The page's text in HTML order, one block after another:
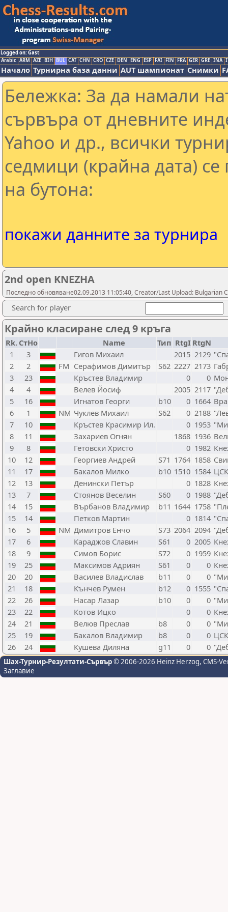
Logged on: Gast
Arabic ARM AZE BIH BUL CAT CHN CRO CZE DEN ENG ESP FAI FIN FRA GER GRE INA
Начало Турнирна база данни AUT шампионат Снимки
Бележка: За да намали
сървъра от дневните
Yahoo и др., всички
седмици (крайна дата) се
на бутона:
покажи данните за турнира
2nd open KNEZHA
Последно обновяване02.09.2013 11:05:40, Creator/Last Upload: Bulgarian
Search for player
Крайно класиране след 9 кръга
Rk. СтНо Name Тип RtgI RtgN
1
3 Гигов Михаил 2015 2129
2
2 FM Серафимов Димитър S62 2227 2173
3
23 Кръстев Владимир 0 0
4
4 Велев Йосиф 2005 2117
5
16 Игнатов Георги b10 0 1664
6
1 NM Чуклев Михаил S62 0 2188
7
10 Кръстев Красимир Ил. 0 1953
8
11 Захариев Огнян 1868 1936
9
8 Гетовски Христо 0 1982
10
12 Георгиев Андрей S71 1764 1858
11
17 Бакалов Милко b10 1510 1584
12
13 Денински Петър 0 1828
13
7 Стоянов Веселин S60 0 1988
14
15 Върбанов Владимир b11 1644 1758
15
14 Петков Мартин 0 1814
16
5 NM Димитров Енчо S73 2064 2094
17
6 Караджов Славин S61 0 2005
18
9 Симов Борис S72 0 1959
19
25 Максимов Адриян S61 0 0
20
20 Василев Владислав b11 0 0
21
18 Кънчев Румен b12 0 1555
22
26 Насар Лазар b10 0 0
23
22 Котов Ицко 0 0
24
21 Велюв Преслав b8 0 0
25
19 Бакалов Владимир b8 0 0
26
24 Кушева Диляна g11 0 0
Шах-Турнир-Резултати-Сървър© 2006-2026 Heinz Herzog, CMS-
Заглавие